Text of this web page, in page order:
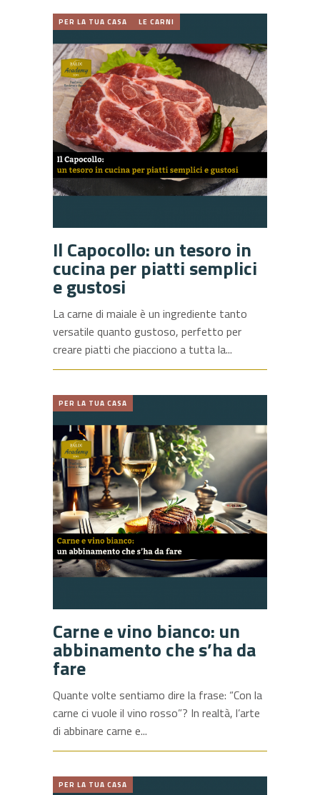
PER LA TUA CASA LE CARNI
Il Capocollo: un tesoro in
cucina per piatti semplici
e gustosi
La carne di maiale è un ingrediente tanto
versatile quanto gustoso, perfetto per
creare piatti che piacciono a tutta la
PER LA TUA CASA
Carne e vino bianco: un
abbinamento che s’ha da
fare
Quante volte sentiamo dire la frase: “Con la
carne ci vuole il vino rosso”? In realtà, l’arte
di abbinare carne e
PER LA TUA CASA